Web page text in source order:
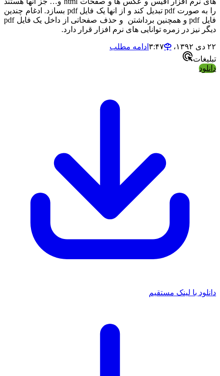
را به صورت pdf تبدیل کند و از انها یک فایل pdf بسازد. ادغام چندین
فایل pdf و همچنین برداشتن و حذف صفحاتی از داخل یک فایل pdf
نیز در زمره توانایی های نرم افزار قرار دارد.
۱۳۹۲،‏ ۳:۴۷
ادامه مطلب
با لینک مستقیم